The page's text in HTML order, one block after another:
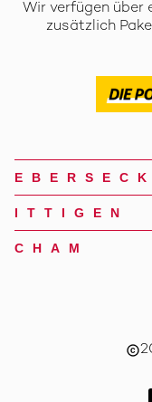
Wir verfügen über
zusätzlich
ITTIGEN
CHAM
copyright